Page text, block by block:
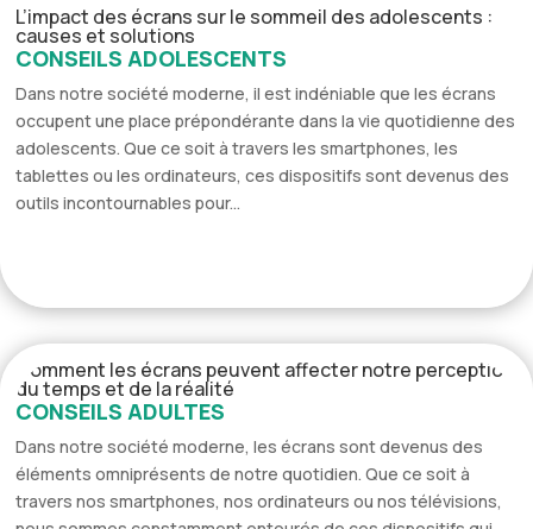
L’impact des écrans sur le sommeil des adolescents :
causes et solutions
CONSEILS ADOLESCENTS
Dans notre société moderne, il est indéniable que les écrans
occupent une place prépondérante dans la vie quotidienne des
adolescents. Que ce soit à travers les smartphones, les
tablettes ou les ordinateurs, ces dispositifs sont devenus des
outils incontournables pour...
Comment les écrans peuvent affecter notre perception
du temps et de la réalité
CONSEILS ADULTES
Dans notre société moderne, les écrans sont devenus des
éléments omniprésents de notre quotidien. Que ce soit à
travers nos smartphones, nos ordinateurs ou nos télévisions,